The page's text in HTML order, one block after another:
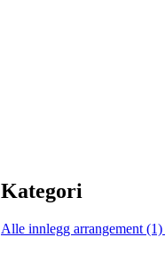
Kategori
Alle innlegg arrangement (1)